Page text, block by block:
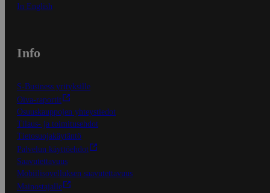
In English
Info
S-Business yrityksille
Oiva-raportit
Osuuskauppojen yhteystiedot
Tilaus- ja toimitusehdot
Tietosuojakäytäntö
Palvelun käyttöehdot
Saavutettavuus
Mobiilisovelluksen saavutettavuus
Mainostajalle